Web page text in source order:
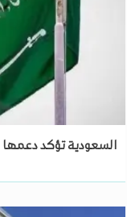
السعودية تؤكد دعمها